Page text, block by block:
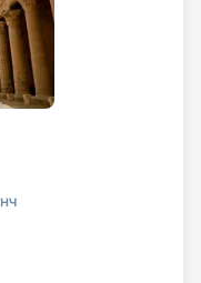
нч